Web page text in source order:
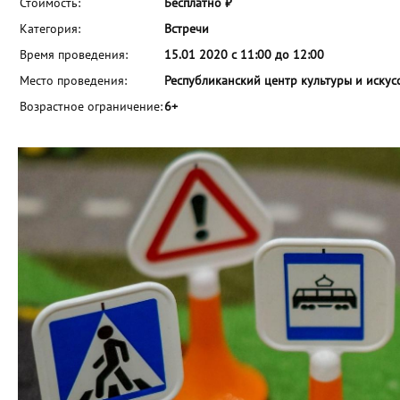
Стоимость:
Бесплатно ₽
Категория:
Встречи
Время проведения:
15.01 2020 с 11:00 до 12:00
Место проведения:
Республиканский центр культуры и
Возрастное ограничение:6+